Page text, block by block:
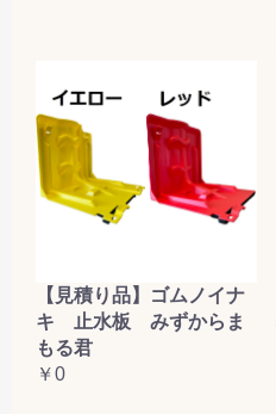
【見積り品】ゴムノイナ
キ 止水板 みずからま
もる君
￥0